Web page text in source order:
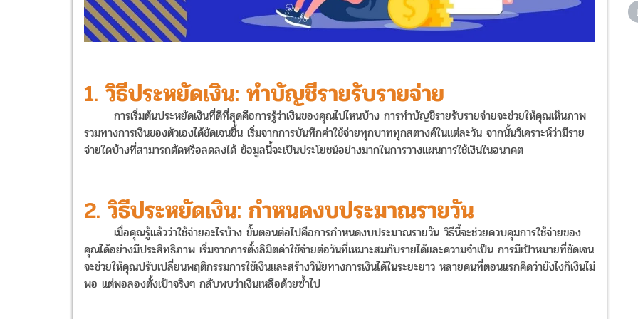
1. วิธีประหยัดเงิน: ทำบัญชีรายรับรายจ่าย
การเริ่มต้นประหยัดเงินที่ดีที่สุดคือการรู้ว่าเงินของคุณไปไหนบ้าง การทำบัญชีรายรับรายจ่ายจะช่วยให้คุณเห็นภาพ
รวมทางการเงินของตัวเองได้ชัดเจนขึ้น เริ่มจากการบันทึกค่าใช้จ่ายทุกบาททุกสตางค์ในแต่ละวัน จากนั้นวิเคราะห์ว่ามีราย
จ่ายใดบ้างที่สามารถตัดหรือลดลงได้ ข้อมูลนี้จะเป็นประโยชน์อย่างมากในการวางแผนการใช้เงินในอนาคต
2. วิธีประหยัดเงิน: กำหนดงบประมาณรายวัน
เมื่อคุณรู้แล้วว่าใช้จ่ายอะไรบ้าง ขั้นตอนต่อไปคือการกำหนดงบประมาณรายวัน วิธีนี้จะช่วยควบคุมการใช้จ่ายของ
คุณได้อย่างมีประสิทธิภาพ เริ่มจากการตั้งลิมิตค่าใช้จ่ายต่อวันที่เหมาะสมกับรายได้และความจำเป็น การมีเป้าหมายที่ชัดเจน
จะช่วยให้คุณปรับเปลี่ยนพฤติกรรมการใช้เงินและสร้างวินัยทางการเงินได้ในระยะยาว หลายคนที่ตอนแรกคิดว่ายังไงก็เงินไม่
พอ แต่พอลองตั้งเป้าจริงๆ กลับพบว่าเงินเหลือด้วยซ้ำไป